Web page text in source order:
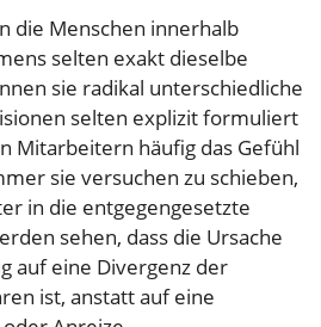
die Menschen innerhalb
selten exakt dieselbe
sie radikal unterschiedliche
selten explizit formuliert
Mitarbeitern häufig das Gefühl
sie versuchen zu schieben,
in die entgegengesetzte
sehen, dass die Ursache
auf eine Divergenz der
ist, anstatt auf eine